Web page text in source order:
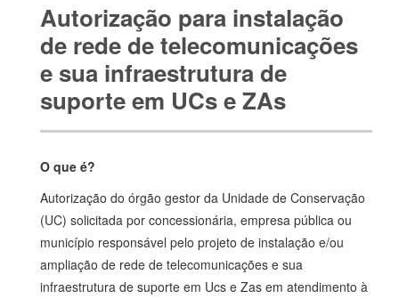
Autorização para instalação
de rede de telecomunicações
e sua infraestrutura de
suporte em UCs e ZAs
O que é?
Autorização do órgão gestor da Unidade de Conservação
(UC) solicitada por concessionária, empresa pública ou
município responsável pelo projeto de instalação e/ou
ampliação de rede de telecomunicações e sua
infraestrutura de suporte em Ucs e Zas em atendimento à